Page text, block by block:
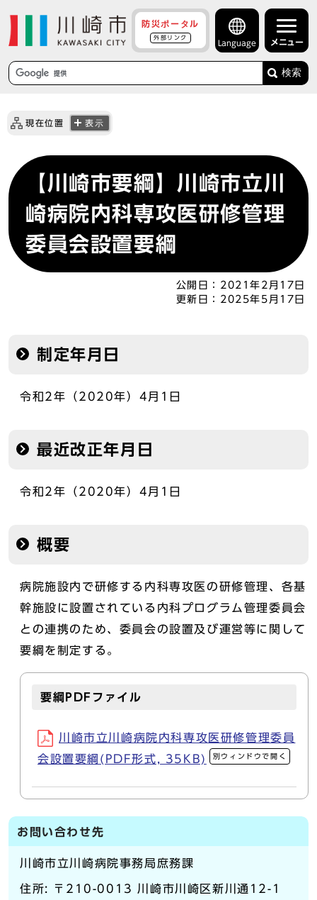
防災ポータル
外部リンク
Language メニュー
検索
現在位置 表示
【川崎市要綱】川崎市立川
崎病院内科専攻医研修管理
委員会設置要綱
公開日： 2021年2月17日
更新日： 2025年5月17日
制定年月日
令和2年（2020年）4月1日
最近改正年月日
令和2年（2020年）4月1日
概要
病院施設内で研修する内科専攻医の研修管理、各基
幹施設に設置されている内科プログラム管理委員会
との連携のため、委員会の設置及び運営等に関して
要綱を制定する。
要綱PDFファイル
川崎市立川崎病院内科専攻医研修管理委員
会設置要綱(PDF形式, 35KB)
別ウィンドウで開く
お問い合わせ先
川崎市立川崎病院事務局庶務課
住所: 〒210-0013 川崎市川崎区新川通12-1